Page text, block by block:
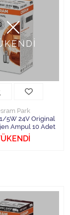
Park
5W 24V Original
Ampul 10 Adet